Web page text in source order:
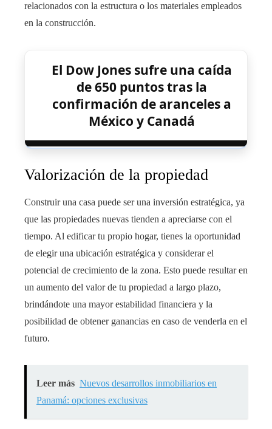
relacionados con la estructura o los materiales empleados
en la construcción.
El Dow Jones sufre una caída
de 650 puntos tras la
confirmación de aranceles a
México y Canadá
Valorización de la propiedad
Construir una casa puede ser una inversión estratégica, ya
que las propiedades nuevas tienden a apreciarse con el
tiempo. Al edificar tu propio hogar, tienes la oportunidad
de elegir una ubicación estratégica y considerar el
potencial de crecimiento de la zona. Esto puede resultar en
un aumento del valor de tu propiedad a largo plazo,
brindándote una mayor estabilidad financiera y la
posibilidad de obtener ganancias en caso de venderla en el
futuro.
Leer más Nuevos desarrollos inmobiliarios en
Panamá: opciones exclusivas